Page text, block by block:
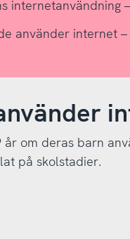
internetanvändning
använder internet
om deras barn
på skolstadier.